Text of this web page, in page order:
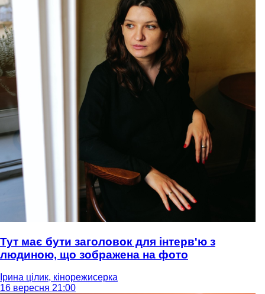
Тут має бути заголовок для інтерв'ю з
людиною, що зображена на фото
Ірина цілик, кінорежисерка
16 вересня 21:00